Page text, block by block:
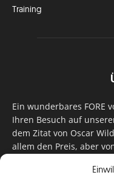
Training
Ein wunderbares FORE
Ihren Besuch auf
dem Zitat von Oscar
allem den Preis, aber